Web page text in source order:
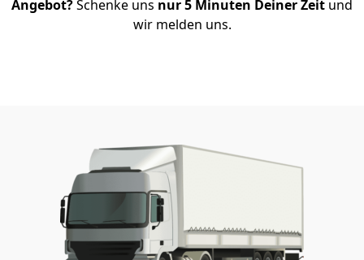
Angebot?Schenke uns nur 5 Minuten Deiner Zeit und
wir melden uns.